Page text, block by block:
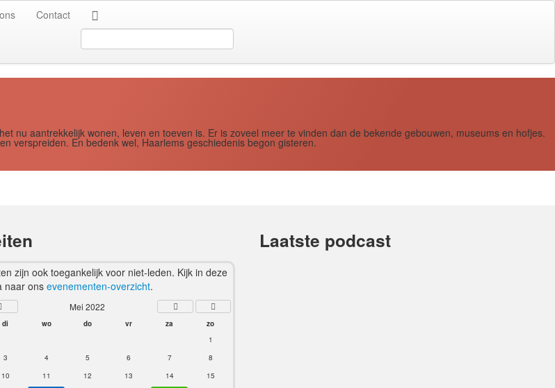
Contact
...
nu aantrekkelijk wonen, leven en toeven is. Er is zoveel meer te vinden dan de bekende gebouwen, museums en hofjes.
verspreiden. En bedenk wel, Haarlems geschiedenis begon gisteren.
zijn ook toegankelijk voor niet-leden. Kijk in deze
naar onsevenementen-overzicht.
Mei 2022
di wo do vr za
zo
1
3 4 5 6 7
8
10 11 12 13 14
15
Laatste podcast